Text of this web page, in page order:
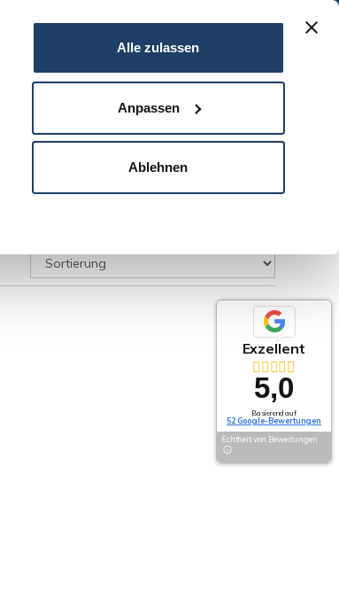
Alle zulassen
Anpassen
Ablehnen
Exzellent
5,0
Basierend auf
52 Google-Bewertungen
Echtheit von Bewertungen